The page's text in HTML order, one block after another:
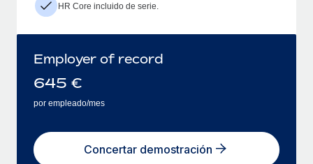
HR Core incluido de serie.
Employer of record
645 €
por empleado/mes
Concertar demostración